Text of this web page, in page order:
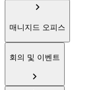
매니지드 오피스
회의 및 이벤트